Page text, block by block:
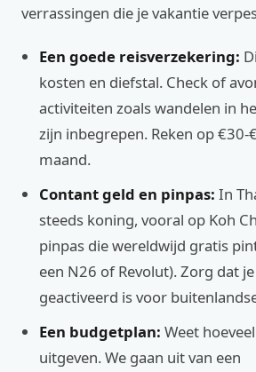
verrassingen die je vakantie
Een goede reisverzekering:
kosten en diefstal. Check of
activiteiten zoals wandelen in
zijn inbegrepen. Reken op €30-
maand.
Contant geld en pinpas: In
steeds koning, vooral op Koh
pinpas die wereldwijd gratis
een N26 of Revolut). Zorg dat
geactiveerd is voor
Een budgetplan: Weet
uitgeven. We gaan uit van een